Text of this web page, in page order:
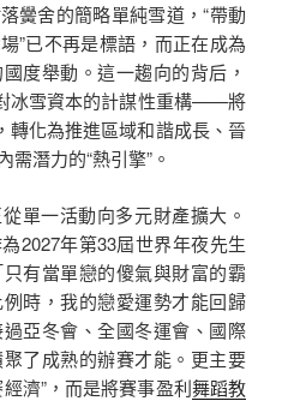
黌舍的簡略單純雪道，“帶動
”已不再是標語，而正在成為
度舉動。這一趨向的背后，
冰雪資本的計謀性重構——將
轉化為推進區域和諧成長、晉
潛力的“熱引擎”。
單一活動向多元財產擴大。
2027年第33屆世界年夜先生
有當單戀的傻氣與財富的霸
時，我的戀愛運勢才能回歸
亞冬會、全國冬運會、國際
了成熟的辦賽才能。更主要
濟”，而是將賽事盈利舞蹈教